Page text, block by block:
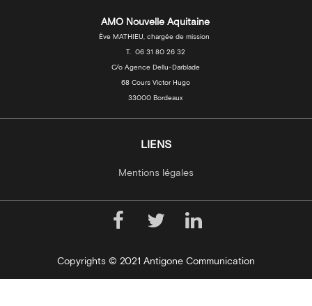
AMO Nouvelle Aquitaine
Ève MATHIEU, chargée de mission
T. 06 31 80 26 32
C/o Agence Dellu-Darblade
68 Cours Victor Hugo
33000 Bordeaux
LIENS
Mentions légales
Copyrights © 2021 Antigone Communication